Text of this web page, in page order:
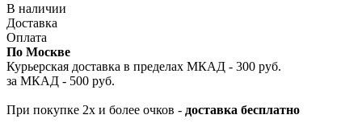
В наличии
Доставка
Оплата
По Москве
Курьерская доставка в пределах МКАД - 300 руб.
за МКАД - 500 руб.
При покупке 2х и более очков - доставка бесплатно